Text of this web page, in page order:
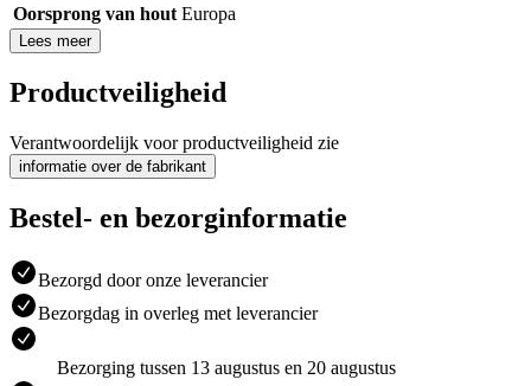
Oorsprong van hout Europa
Lees meer
Productveiligheid
Verantwoordelijk voor productveiligheid zie
informatie over de fabrikant
Bestel- en bezorginformatie
Bezorgd door onze leverancier
Bezorgdag in overleg met leverancier
Bezorging tussen 13 augustus en 20 augustus